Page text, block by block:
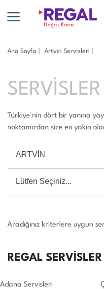
Ana Sayfa Artvi̇n Servisleri
SERVİSLER
Türkiye'nin dört bir yanına
noktamızdan size en yakın
ARTVİN
Lütfen Seçiniz...
Aradığınız kriterlere uygun
REGAL SERVİSLER
Adana Servisleri